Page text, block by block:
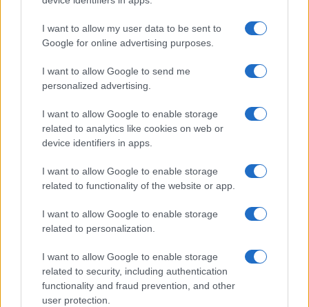
I want to allow my user data to be sent to
Google for online advertising purposes.
I want to allow Google to send me
personalized advertising.
I want to allow Google to enable storage
related to analytics like cookies on web or
device identifiers in apps.
I want to allow Google to enable storage
related to functionality of the website or app.
I want to allow Google to enable storage
related to personalization.
I want to allow Google to enable storage
related to security, including authentication
functionality and fraud prevention, and other
user protection.
Guía definitiva para comprar coches
chinos en España con seguridad
Aprende a evaluar la calidad, seguridad y garantías…